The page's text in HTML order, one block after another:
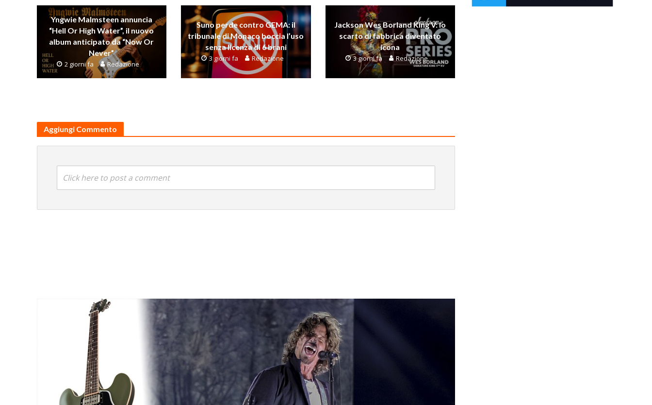
Yngwie Malmsteen annuncia
“Hell Or High Water”, il nuovo
album anticipato da “Now Or
Never”
2 giorni fa Redazione
Suno perde contro GEMA: il
tribunale di Monaco boccia l’uso
senza licenza di 6 brani
3 giorni fa Redazione
Jackson Wes Borland King V: lo
scarto di fabbrica diventato
icona
3 giorni fa Redazione
Aggiungi Commento
Click here to post a comment